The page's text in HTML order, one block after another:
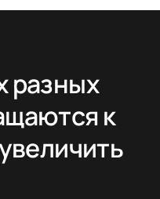
разных
к